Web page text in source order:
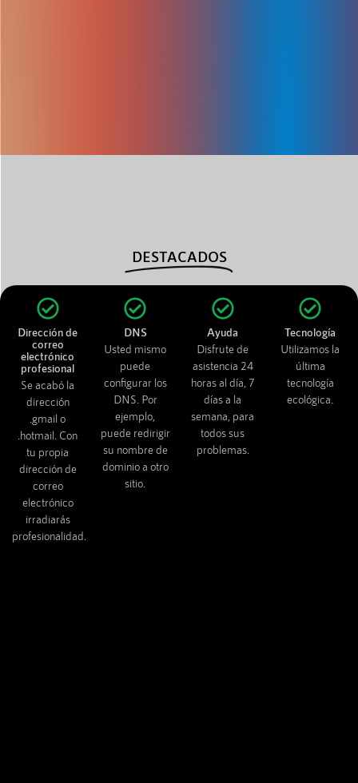
Dirección de
correo
electrónico
profesional
Se acabó la
dirección
.gmail o
.hotmail. Con
tu propia
dirección de
correo
electrónico
irradiarás
profesionalidad.
DNS
Usted mismo
puede
configurar los
DNS. Por
ejemplo,
puede redirigir
su nombre de
dominio a otro
sitio.
Ayuda
Disfrute de
asistencia 24
horas al día, 7
días a la
semana, para
todos sus
problemas.
Tecnología
Utilizamos la
última
tecnología
ecológica.
DESTACADOS